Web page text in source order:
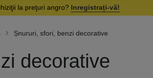
la preţuri angro? Inregistrați-vă!
Șnururi, sfori, benzi decorative
decorative